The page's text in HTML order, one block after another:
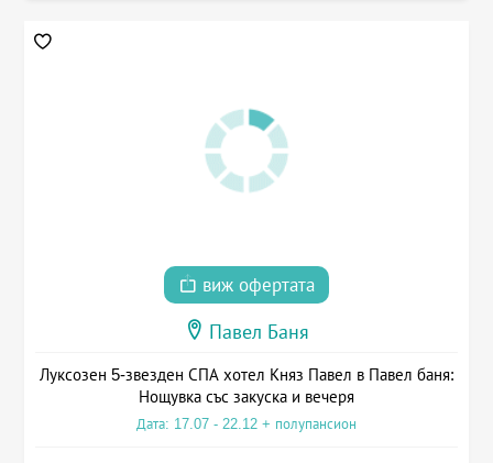
виж офертата
Павел Баня
Луксозен 5-звезден СПА хотел Княз Павел в Павел баня:
Нощувка със закуска и вечеря
Дата: 17.07 - 22.12 + полупансион